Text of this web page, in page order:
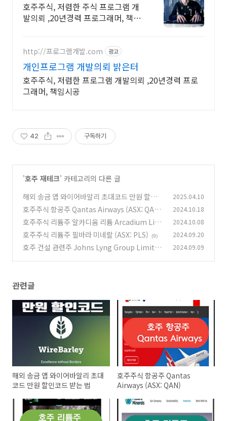
호주주식, 저렴한 주식 프로그램 개
발의뢰 ,20년경력 프로그래머, 책임
http://프로그램개발.com 광고
개인프로그램 개발의뢰 밝은터
호주주식, 저렴한 프로그램 개발의뢰 ,20년경력 프로
그래머, 책임시공
42 구독하기
'호주 재테크' 카테고리의 다른 글
해외 송금 앱 와이어바알리 초대코드 만원 할인코
드 받는 법 (0)
2025.04.10
호주주식 항공주 Qantas Airways (ASX: QAN)
(8)
2024.10.18
호주주식 리튬주 알카디움 리튬 Arcadium Lith
ium (ASX: LTM)
(36)
2024.10.08
호주주식 리튬주 필바라 미네랄 (ASX: PLS) (9) 2024.09.20
호주 건설 관련주 Johns Lyng Group Limited
2024.09.09
관련글
해외 송금 앱 와이어바알리 초대
코드 만원 할인코드 받는 법
호주주식 항공주 Qantas
Airways (ASX: QAN)